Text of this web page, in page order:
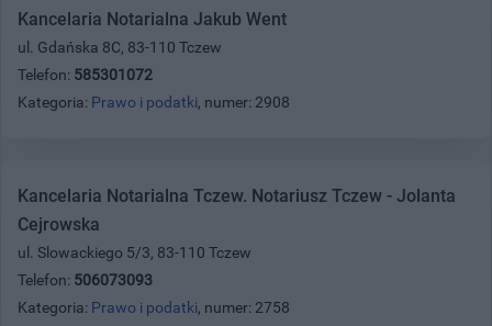
Kancelaria Notarialna Jakub Went
ul. Gdańska 8C, 83-110 Tczew
Telefon: 585301072
Kategoria: Prawo i podatki, numer: 2908
Kancelaria Notarialna Tczew. Notariusz Tczew - Jolanta
Cejrowska
ul. Slowackiego 5/3, 83-110 Tczew
Telefon: 506073093
Kategoria: Prawo i podatki, numer: 2758